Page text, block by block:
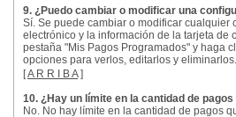
9. ¿Puedo cambiar o modificar una
Sí. Se puede cambiar o modificar cualquier
electrónico y la información de la tarjeta de
pestaña "Mis Pagos Programados" y haga
opciones para verlos, editarlos y eliminarlos.
[A R R I B A]
10. ¿Hay un límite en la cantidad de
No. No hay límite en la cantidad de pagos